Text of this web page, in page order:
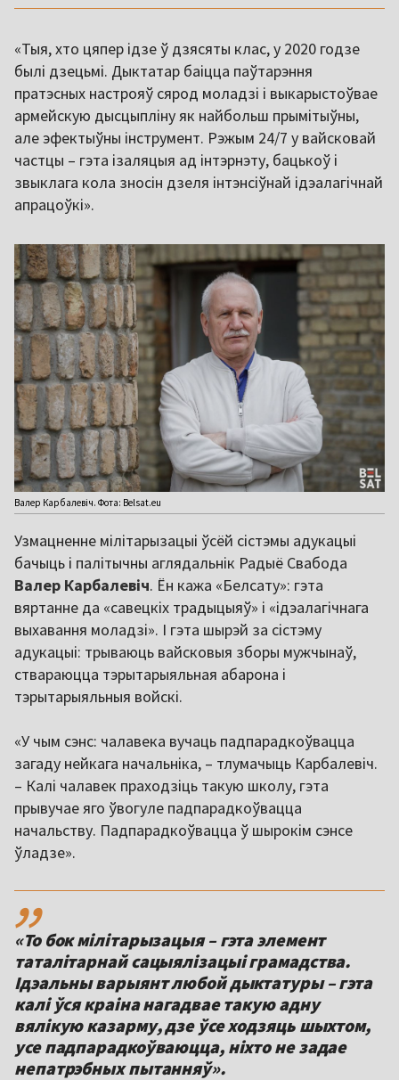
«Тыя, хто цяпер ідзе ў дзясяты клас, у 2020 годзе
былі дзецьмі. Дыктатар баіцца паўтарэння
пратэсных настрояў сярод моладзі і выкарыстоўвае
армейскую дысцыпліну як найбольш прымітыўны,
але эфектыўны інструмент. Рэжым 24/7 у вайсковай
частцы – гэта ізаляцыя ад інтэрнэту, бацькоў і
звыклага кола зносін дзеля інтэнсіўнай ідэалагічнай
апрацоўкі».
Валер Карбалевіч. Фота: Belsat.eu
Узмацненне мілітарызацыі ўсёй сістэмы адукацыі
бачыць і палітычны аглядальнік Радыё Свабода
Валер Карбалевіч. Ён кажа «Белсату»: гэта
вяртанне да «савецкіх традыцыяў» і «ідэалагічнага
выхавання моладзі». І гэта шырэй за сістэму
адукацыі: трываюць вайсковыя зборы мужчынаў,
ствараюцца тэрытарыяльная абарона і
тэрытарыяльныя войскі.
«У чым сэнс: чалавека вучаць падпарадкоўвацца
загаду нейкага начальніка, – тлумачыць Карбалевіч.
– Калі чалавек праходзіць такую школу, гэта
прывучае яго ўвогуле падпарадкоўвацца
начальству. Падпарадкоўвацца ў шырокім сэнсе
ўладзе».
,,
«То бок мілітарызацыя – гэта элемент
таталітарнай сацыялізацыі грамадства.
Ідэальны варыянт любой дыктатуры – гэта
калі ўся краіна нагадвае такую адну
вялікую казарму, дзе ўсе ходзяць шыхтом,
усе падпарадкоўваюцца, ніхто не задае
непатрэбных пытанняў».